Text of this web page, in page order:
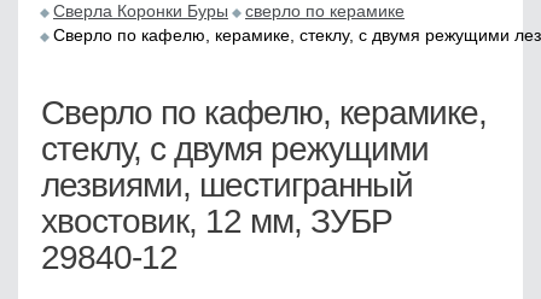
Сверла Коронки Буры
сверло по керамике
Сверло по кафелю, керамике, стеклу, с двумя режущими
Сверло по кафелю, керамике,
стеклу, с двумя режущими
лезвиями, шестигранный
хвостовик, 12 мм, ЗУБР
29840-12